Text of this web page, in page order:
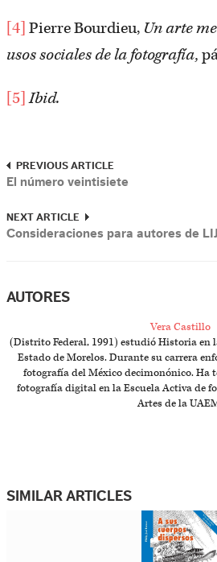
[4] Pierre Bourdieu, Un arte
usos sociales de la fotografía,
[5] Ibid.
PREVIOUS ARTICLE
El número veintisiete
NEXT ARTICLE
Consideraciones para autores de
AUTORES
Vera Castillo
(Distrito Federal, 1991) estudió Historia en
Estado de Morelos. Durante su carrera
fotografía del México decimonónico. Ha
fotografía digital en la Escuela Activa de
Artes de la
SIMILAR ARTICLES